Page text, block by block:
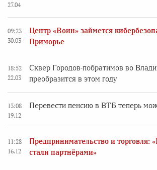
27.04
09:23
30.03
Центр «Воин» займется
Приморье
18:52
22.03
Сквер Городов-побратимов во
преобразится в этом году
13:08
19.12
Перевести пенсию в ВТБ теперь
11:28
16.12
Предпринимательство и торговля:
стали партнёрами»